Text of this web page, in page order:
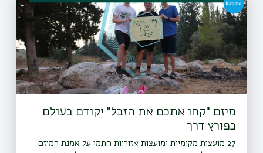
מיזם "קחו אתכם את הזבל" יקודם בעולם
כפורץ דרך
27 מועצות מקומיות ומועצות אזוריות חתמו על אמנת המיזם